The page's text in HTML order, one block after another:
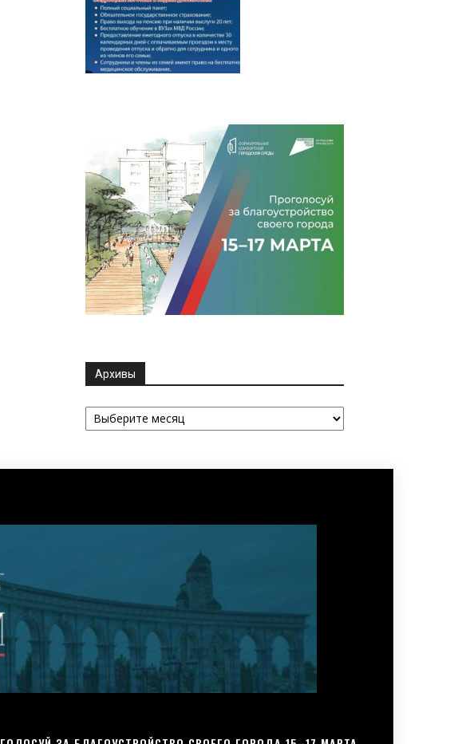
Архивы
Архивы